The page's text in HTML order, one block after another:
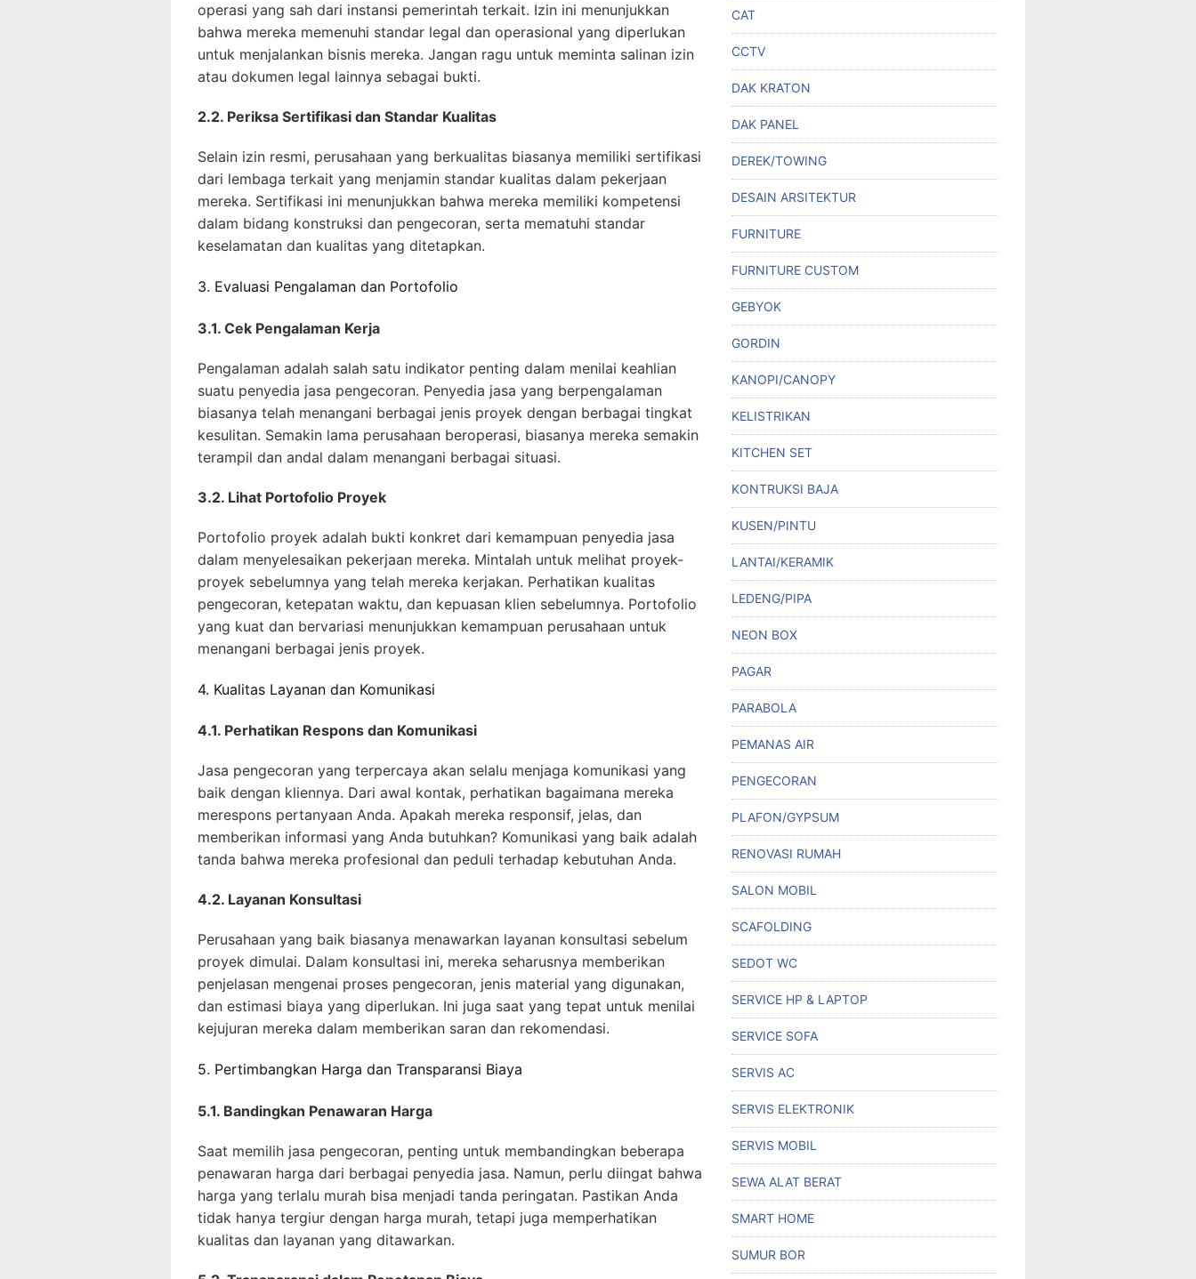
operasi yang sah dari instansi pemerintah terkait. Izin ini menunjukkan
bahwa mereka memenuhi standar legal dan operasional yang diperlukan
untuk menjalankan bisnis mereka. Jangan ragu untuk meminta salinan izin
atau dokumen legal lainnya sebagai bukti.
2.2. Periksa Sertifikasi dan Standar Kualitas
Selain izin resmi, perusahaan yang berkualitas biasanya memiliki sertifikasi
dari lembaga terkait yang menjamin standar kualitas dalam pekerjaan
mereka. Sertifikasi ini menunjukkan bahwa mereka memiliki kompetensi
dalam bidang konstruksi dan pengecoran, serta mematuhi standar
keselamatan dan kualitas yang ditetapkan.
3. Evaluasi Pengalaman dan Portofolio
3.1. Cek Pengalaman Kerja
Pengalaman adalah salah satu indikator penting dalam menilai keahlian
suatu penyedia jasa pengecoran. Penyedia jasa yang berpengalaman
biasanya telah menangani berbagai jenis proyek dengan berbagai tingkat
kesulitan. Semakin lama perusahaan beroperasi, biasanya mereka semakin
terampil dan andal dalam menangani berbagai situasi.
3.2. Lihat Portofolio Proyek
Portofolio proyek adalah bukti konkret dari kemampuan penyedia jasa
dalam menyelesaikan pekerjaan mereka. Mintalah untuk melihat proyek-
proyek sebelumnya yang telah mereka kerjakan. Perhatikan kualitas
pengecoran, ketepatan waktu, dan kepuasan klien sebelumnya. Portofolio
yang kuat dan bervariasi menunjukkan kemampuan perusahaan untuk
menangani berbagai jenis proyek.
4. Kualitas Layanan dan Komunikasi
4.1. Perhatikan Respons dan Komunikasi
Jasa pengecoran yang terpercaya akan selalu menjaga komunikasi yang
baik dengan kliennya. Dari awal kontak, perhatikan bagaimana mereka
merespons pertanyaan Anda. Apakah mereka responsif, jelas, dan
memberikan informasi yang Anda butuhkan? Komunikasi yang baik adalah
tanda bahwa mereka profesional dan peduli terhadap kebutuhan Anda.
4.2. Layanan Konsultasi
Perusahaan yang baik biasanya menawarkan layanan konsultasi sebelum
proyek dimulai. Dalam konsultasi ini, mereka seharusnya memberikan
penjelasan mengenai proses pengecoran, jenis material yang digunakan,
dan estimasi biaya yang diperlukan. Ini juga saat yang tepat untuk menilai
kejujuran mereka dalam memberikan saran dan rekomendasi.
5. Pertimbangkan Harga dan Transparansi Biaya
5.1. Bandingkan Penawaran Harga
Saat memilih jasa pengecoran, penting untuk membandingkan beberapa
penawaran harga dari berbagai penyedia jasa. Namun, perlu diingat bahwa
harga yang terlalu murah bisa menjadi tanda peringatan. Pastikan Anda
tidak hanya tergiur dengan harga murah, tetapi juga memperhatikan
kualitas dan layanan yang ditawarkan.
CAT
CCTV
DAK KRATON
DAK PANEL
DEREK/TOWING
DESAIN ARSITEKTUR
FURNITURE
FURNITURE CUSTOM
GEBYOK
GORDIN
KANOPI/CANOPY
KELISTRIKAN
KITCHEN SET
KONTRUKSI BAJA
KUSEN/PINTU
LANTAI/KERAMIK
LEDENG/PIPA
NEON BOX
PAGAR
PARABOLA
PEMANAS AIR
PENGECORAN
PLAFON/GYPSUM
RENOVASI RUMAH
SALON MOBIL
SCAFOLDING
SEDOT WC
SERVICE HP & LAPTOP
SERVICE SOFA
SERVIS AC
SERVIS ELEKTRONIK
SERVIS MOBIL
SEWA ALAT BERAT
SMART HOME
SUMUR BOR